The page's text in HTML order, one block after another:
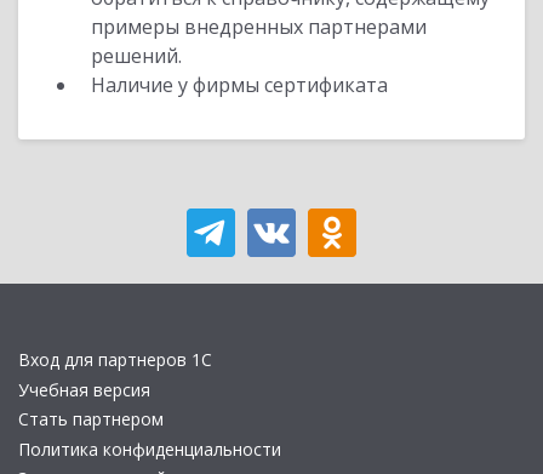
примеры внедренных партнерами
решений.
Наличие у фирмы сертификата
Вход для партнеров 1С
Учебная версия
Стать партнером
Политика конфиденциальности